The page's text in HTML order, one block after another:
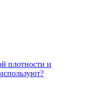
плотности и